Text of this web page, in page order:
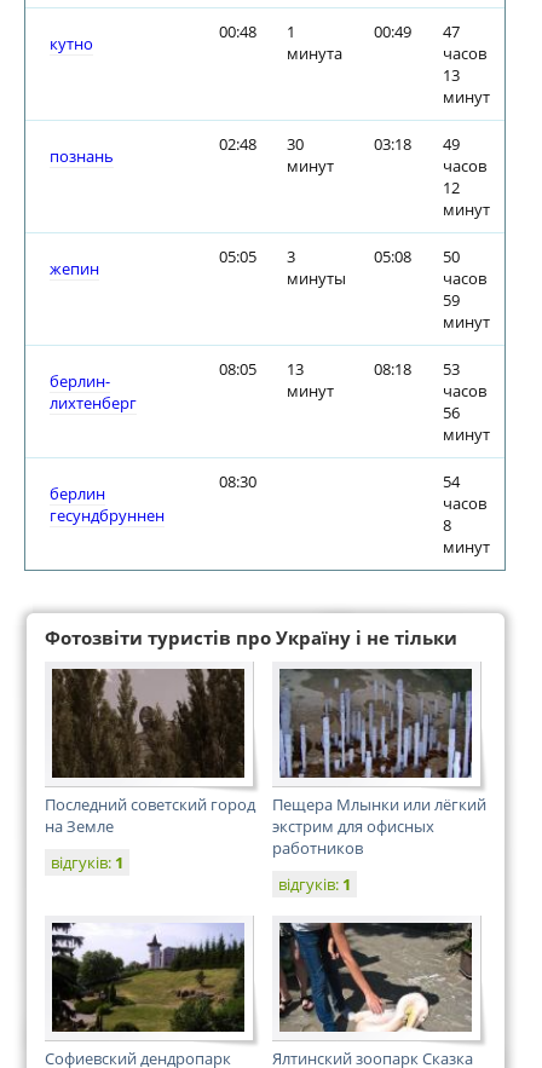
кутно
00:48
1
минута
00:49
47
часов
13
минут
познань
02:48
30
минут
03:18
49
часов
12
минут
жепин
05:05
3
минуты
05:08
50
часов
59
минут
берлин-
лихтенберг
08:05
13
минут
08:18
53
часов
56
минут
берлин
гесундбруннен
08:30
54
часов
8
минут
Фотозвіти туристів про Україну і не тільки
Последний советский город
на Земле
відгуків: 1
Пещера Млынки или лёгкий
экстрим для офисных
работников
відгуків: 1
Софиевский дендропарк Ялтинский зоопарк Сказка